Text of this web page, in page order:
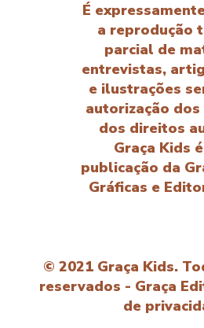
É
a reprodução
parcial de
entrevistas,
e ilustrações
autorização
dos direitos
Graça Kids
publicação da
Gráficas e
© 2021 Graça Kids.
reservados - Graça
de